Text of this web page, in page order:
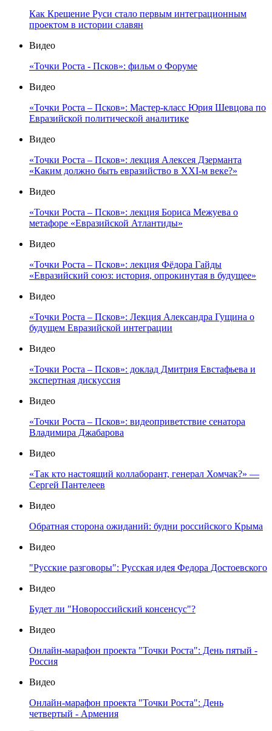
Как Крещение Руси стало первым интеграционным
проектом в истории славян
Видео
«Точки Роста - Псков»: фильм о Форуме
Видео
«Точки Роста – Псков»: Мастер-класс Юрия Шевцова по
Евразийской политической аналитике
Видео
«Точки Роста – Псков»: лекция Алексея Дзерманта
«Каким должно быть евразийство в XXI-м веке?»
Видео
«Точки Роста – Псков»: лекция Бориса Межуева о
метафоре «Евразийской Атлантиды»
Видео
«Точки Роста – Псков»: лекция Фёдора Гайды
«Евразийский союз: история, опрокинутая в будущее»
Видео
«Точки Роста – Псков»: Лекция Александра Гущина о
будущем Евразийской интеграции
Видео
«Точки Роста – Псков»: доклад Дмитрия Евстафьева и
экспертная дискуссия
Видео
«Точки Роста – Псков»: видеоприветствие сенатора
Владимира Джабарова
Видео
«Так кто настоящий коллаборант, генерал Хомчак?» —
Сергей Пантелеев
Видео
Обратная сторона ожиданий: будни российского Крыма
Видео
"Русские разговоры": Русская идея Федора Достоевского
Видео
Будет ли "Новороссийский консенсус"?
Видео
Онлайн-марафон проекта "Точки Роста": День пятый -
Россия
Видео
Онлайн-марафон проекта "Точки Роста": День
четвертый - Армения